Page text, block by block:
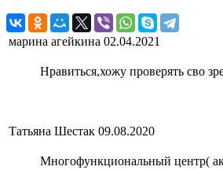
марина агейкина 02.04.2021
Нравиться,хожу проверять сво
Татьяна Шестак 09.08.2020
Многофункциональный центр(